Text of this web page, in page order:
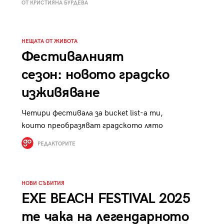
ОТ КРИСТИЯНА БУРДЕВА
НЕЩАТА ОТ ЖИВОТА
Фестивалният
сезон: новото градско
изживяване
Четири фестивала за bucket list-a ти,
които преобразяват градското лято
РЕДАКТОРИТЕ
НОВИ СЪБИТИЯ
EXE BEACH FESTIVAL 2025
те чака на легендарното
29